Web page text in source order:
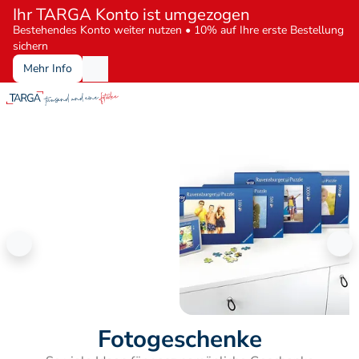
Ihr TARGA Konto ist umgezogen
Bestehendes Konto weiter nutzen • 10% auf Ihre erste Bestellung
sichern
Mehr Info
Fotogeschenke
Individuell gestaltete
Fototassen für Kaffee oder Tee